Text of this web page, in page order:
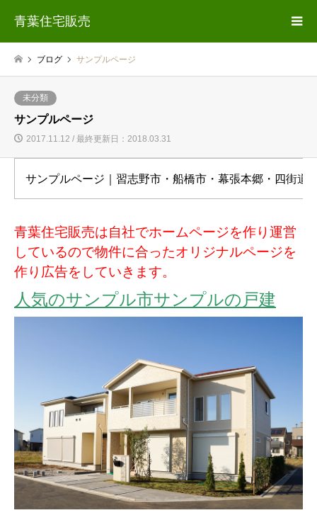
青葉住宅販売
ブログ サンプルページ
未分類
サンプルページ
2017.11.12 / 最終更新日：2018.03.31
サンプルページ｜習志野市・船橋市・幕張本郷・四街
青葉住宅販売は自社でホームページを作り運営
しているので物件に合ったオリジナルページを
作り広告をしていきます。
人気のサンプル市サンプルの戸建